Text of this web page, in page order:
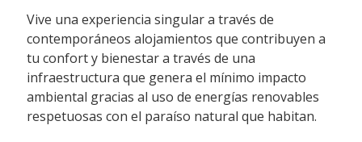
Vive una experiencia singular a través de
contemporáneos alojamientos que contribuyen a
tu confort y bienestar a través de una
infraestructura que genera el mínimo impacto
ambiental gracias al uso de energías renovables
respetuosas con el paraíso natural que habitan.